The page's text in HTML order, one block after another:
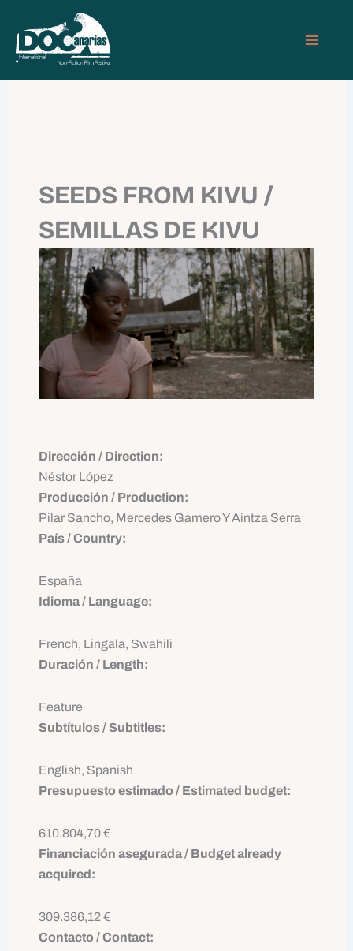
content
SEEDS FROM KIVU /
SEMILLAS DE KIVU
Dirección / Direction:
Néstor López
Producción / Production:
Pilar Sancho, Mercedes Gamero Y Aintza Serra
País / Country:
España
Idioma / Language:
French, Lingala, Swahili
Duración / Length:
Feature
Subtítulos / Subtitles:
English, Spanish
Presupuesto estimado / Estimated budget:
610.804,70 €
Financiación asegurada / Budget already
acquired:
309.386,12 €
Contacto / Contact: